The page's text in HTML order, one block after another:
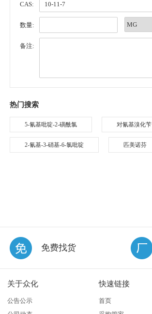
CAS:
数量:
备注:
热门搜索
5-氰基吡啶-2-磺酰氯 对氰基溴化苄
2-氰基-3-硝基-6-氯吡啶 匹美诺芬
免费找货
关于众化
公告公示
快速链接
首页